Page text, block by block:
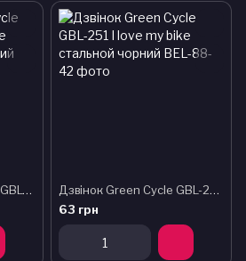
Дінг-Донг Green Cycle GBL-458 I love my bike діаметр 80мм червоний
Дзвінок Green Cycle GBL-251 I love my bike cтальной чорний
63 грн